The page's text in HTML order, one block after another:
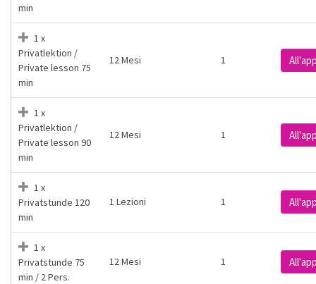
min
1 x
Privatlektion /
Private lesson 75
min
12 Mesi 1
1 x
Privatlektion /
Private lesson 90
min
12 Mesi 1
1 x
Privatstunde 120
min
1 Lezioni 1
1 x
Privatstunde 75
min / 2 Pers.
12 Mesi 1